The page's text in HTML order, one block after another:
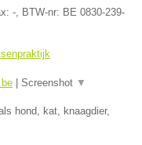
- , BTW-nr: BE 0830-239-
Screenshot ▼
hond, kat, knaagdier,